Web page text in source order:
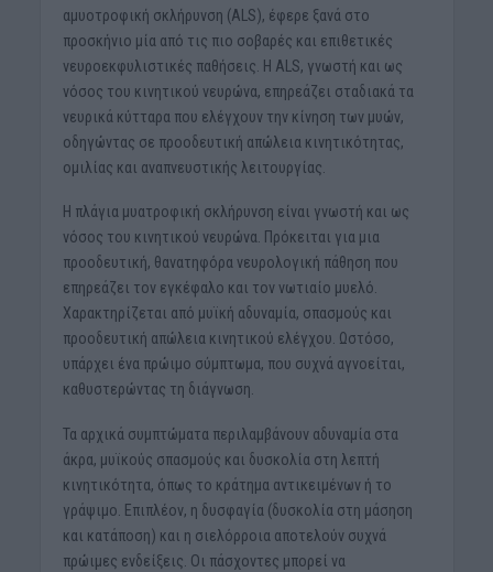
αμυοτροφική σκλήρυνση (ALS), έφερε ξανά στο
προσκήνιο μία από τις πιο σοβαρές και επιθετικές
νευροεκφυλιστικές παθήσεις. Η ALS, γνωστή και ως
νόσος του κινητικού νευρώνα, επηρεάζει σταδιακά τα
νευρικά κύτταρα που ελέγχουν την κίνηση των μυών,
οδηγώντας σε προοδευτική απώλεια κινητικότητας,
ομιλίας και αναπνευστικής λειτουργίας.
Η πλάγια μυατροφική σκλήρυνση είναι γνωστή και ως
νόσος του κινητικού νευρώνα. Πρόκειται για μια
προοδευτική, θανατηφόρα νευρολογική πάθηση που
επηρεάζει τον εγκέφαλο και τον νωτιαίο μυελό.
Χαρακτηρίζεται από μυϊκή αδυναμία, σπασμούς και
προοδευτική απώλεια κινητικού ελέγχου. Ωστόσο,
υπάρχει ένα πρώιμο σύμπτωμα, που συχνά αγνοείται,
καθυστερώντας τη διάγνωση.
Τα αρχικά συμπτώματα περιλαμβάνουν αδυναμία στα
άκρα, μυϊκούς σπασμούς και δυσκολία στη λεπτή
κινητικότητα, όπως το κράτημα αντικειμένων ή το
γράψιμο. Επιπλέον, η δυσφαγία (δυσκολία στη μάσηση
και κατάποση) και η σιελόρροια αποτελούν συχνά
πρώιμες ενδείξεις. Οι πάσχοντες μπορεί να